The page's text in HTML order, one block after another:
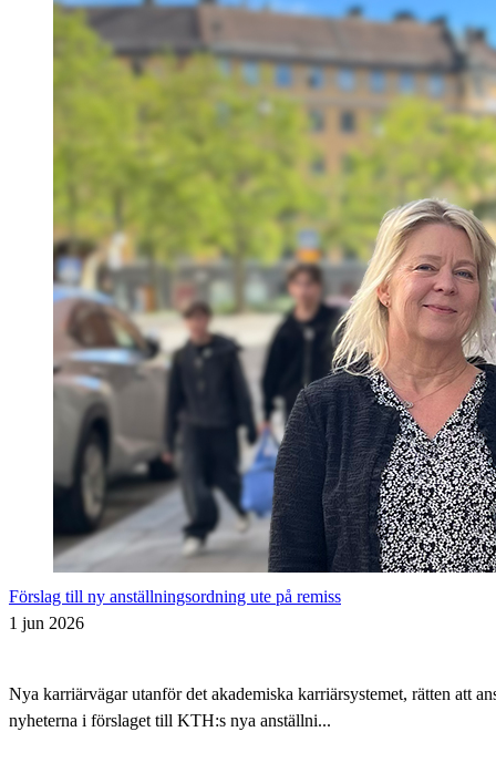
Förslag till ny anställningsordning ute på remiss
1 jun 2026
Nya karriärvägar utanför det akademiska karriärsystemet, rätten att
nyheterna i förslaget till KTH:s nya anställni...